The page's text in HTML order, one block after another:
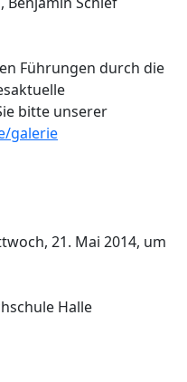
Führungen durch die
bitte unserer
galerie
21. Mai 2014, um
Halle